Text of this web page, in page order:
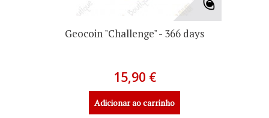
Geocoin "Challenge" - 366 days
15,90 €
Adicionar ao carrinho